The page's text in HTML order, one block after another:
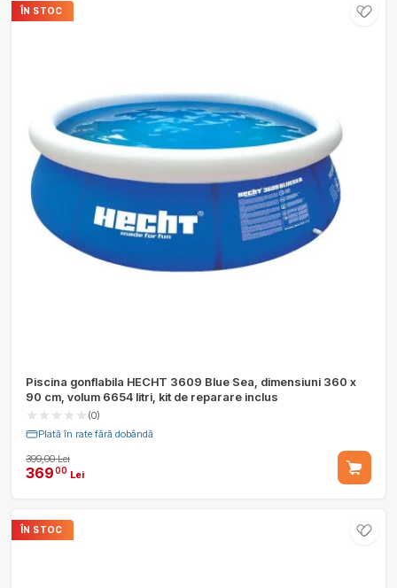
ÎN STOC
Piscina gonflabila HECHT 3609 Blue Sea, dimensiuni 360 x
90 cm, volum 6654 litri, kit de reparare inclus
(0)
Plată în rate fără dobândă
399,00 Lei
36900 Lei
ÎN STOC